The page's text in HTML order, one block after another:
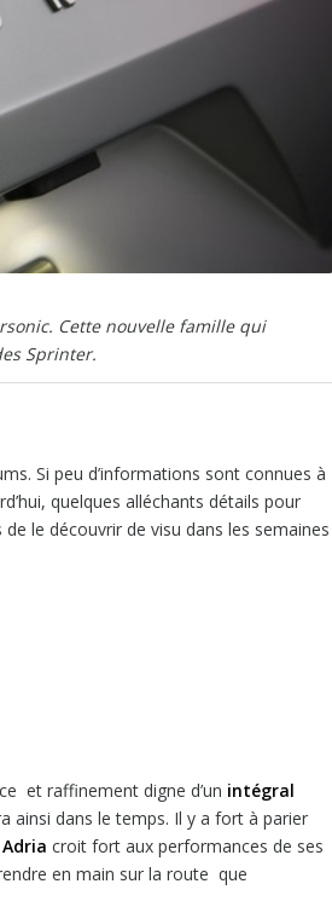
Cette nouvelle famille qui
Sprinter.
Si peu d’informations sont connues à
quelques alléchants détails pour
le découvrir de visu dans les semaines
et raffinement digne d’un intégral
ainsi dans le temps. Il y a fort à parier
Adria croit fort aux performances de ses
en main sur la route que